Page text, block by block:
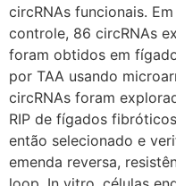
circRNAs funcionais.
controle, 86 circRNAs
foram obtidos em
por TAA usando
circRNAs foram
RIP de fígados
então selecionado e
emenda reversa,